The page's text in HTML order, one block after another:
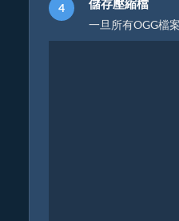
儲存壓縮檔
一旦所有OGG檔